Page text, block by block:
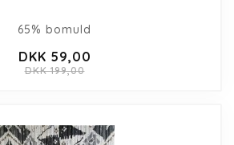
65% bomuld
DKK 59,00
DKK 199,00